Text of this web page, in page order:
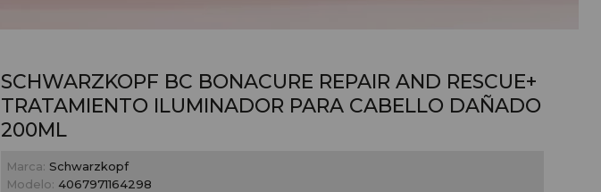
SCHWARZKOPF BC BONACURE REPAIR AND RESCUE+
TRATAMIENTO ILUMINADOR PARA CABELLO DAÑADO
200ML
Marca: Schwarzkopf
Modelo: 4067971164298